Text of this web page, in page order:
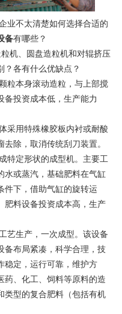
业不太清楚如何选择合适的
备有哪些？
机、圆盘造粒机和对辊挤压
？各有什么优缺点？
粒本身滚动造粒，与上部搅
备投资成本低，生产能力
采用特殊橡胶板内衬或耐酸
除，取消传统刮刀装置。
特定形状的成型机。主要工
水或蒸汽，基础肥料在气缸
件下，借助气缸的旋转运
肥料设备投资成本高，生产
艺生产，一次成型。该设备
备布局紧凑，科学合理，技
稳定，运行可靠，维护方
药、化工、饲料等原料的造
类型的复合肥料（包括有机